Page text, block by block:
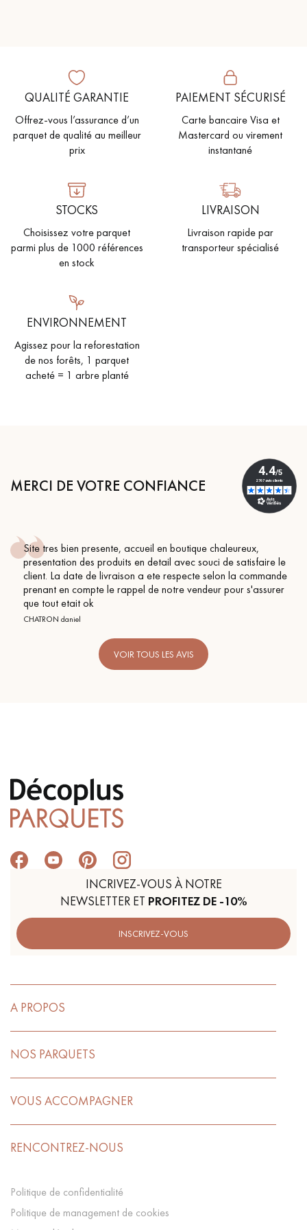
Un expert Décoplus Parquets vous appelle
Demandez un rendez-vous personnalisé
QUALITÉ GARANTIE
Offrez-vous l’assurance d’un
parquet de qualité au meilleur
prix
PAIEMENT SÉCURISÉ
Carte bancaire Visa et
Mastercard ou virement
instantané
STOCKS
Choisissez votre parquet
parmi plus de 1000 références
en stock
LIVRAISON
Livraison rapide par
transporteur spécialisé
ENVIRONNEMENT
Agissez pour la reforestation
de nos forêts, 1 parquet
acheté = 1 arbre planté
MERCI DE VOTRE CONFIANCE
Site tres bien presente, accueil en boutique chaleureux,
presentation des produits en detail avec souci de satisfaire le
client. La date de livraison a ete respecte selon la commande
prenant en compte le rappel de notre vendeur pour s'assurer
que tout etait ok
CHATRON daniel
VOIR TOUS LES AVIS
INCRIVEZ-VOUS À NOTRE
NEWSLETTER ET PROFITEZ DE -10%
INSCRIVEZ-VOUS
A PROPOS
NOS PARQUETS
VOUS ACCOMPAGNER
RENCONTREZ-NOUS
Politique de confidentialité
Politique de management de cookies